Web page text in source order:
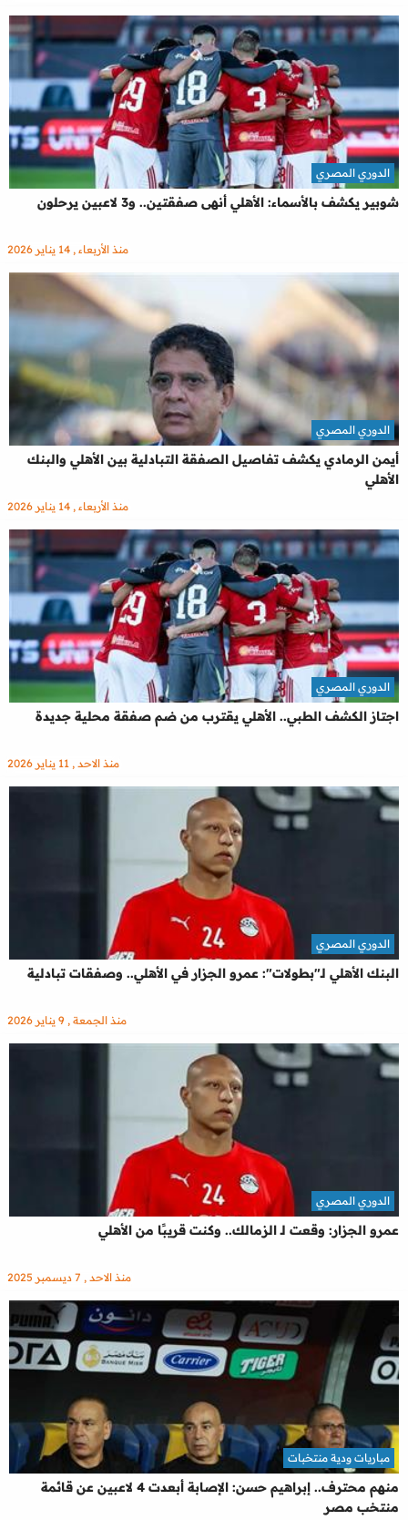
شوبير يكشف بالأسماء: الأهلي أنهى صفقتين.. و3 لاعبين يرحلون
الدوري المصري
منذ الأربعاء , 14 يناير 2026
أيمن الرمادي يكشف تفاصيل الصفقة التبادلية بين الأهلي والبنك
الأهلي
الدوري المصري
منذ الأربعاء , 14 يناير 2026
اجتاز الكشف الطبي.. الأهلي يقترب من ضم صفقة محلية جديدة
الدوري المصري
منذ الاحد , 11 يناير 2026
البنك الأهلي لـ"بطولات": عمرو الجزار في الأهلي.. وصفقات تبادلية
الدوري المصري
منذ الجمعة , 9 يناير 2026
عمرو الجزار: وقعت لـ الزمالك.. وكنت قريبًا من الأهلي
الدوري المصري
منذ الاحد , 7 ديسمبر 2025
منهم محترف.. إبراهيم حسن: الإصابة أبعدت 4 لاعبين عن قائمة
منتخب مصر
مباريات ودية منتخبات